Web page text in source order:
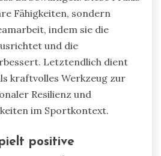
Fähigkeiten, sondern
indem sie die
und die
Letztendlich dient
kraftvolles Werkzeug zur
Resilienz und
im Sportkontext.
positive